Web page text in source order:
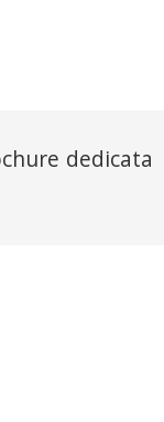
dedicata